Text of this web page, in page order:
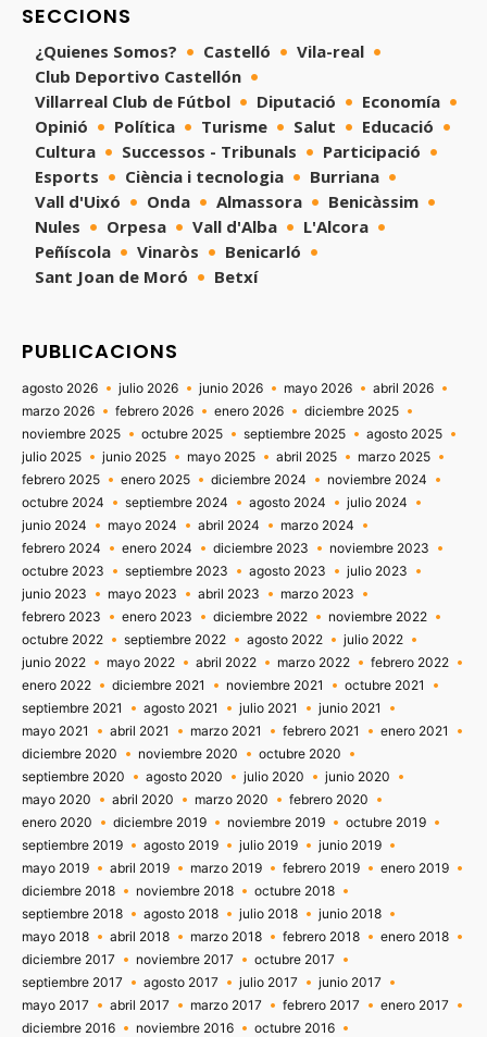
SECCIONS
¿Quienes Somos? Castelló
Vila-real
Club Deportivo Castellón
Villarreal Club de Fútbol
Diputació
Economía
Opinió
Política Turisme Salut
Educació
Cultura
Successos - Tribunals
Participació
Esports
Ciència i tecnologia
Burriana
Vall d'Uixó
Onda Almassora
Benicàssim
Nules
Orpesa Vall d'Alba
L'Alcora
Peñíscola
Vinaròs
Benicarló
Sant Joan de Moró
Betxí
PUBLICACIONS
agosto 2026 julio 2026 junio 2026 mayo 2026
abril 2026
marzo 2026
febrero 2026 enero 2026
diciembre 2025
noviembre 2025
octubre 2025 septiembre 2025
agosto 2025
julio 2025
junio 2025 mayo 2025 abril 2025
marzo 2025
febrero 2025
enero 2025 diciembre 2024
noviembre 2024
octubre 2024
septiembre 2024 agosto 2024
julio 2024
junio 2024
mayo 2024 abril 2024
marzo 2024
febrero 2024
enero 2024 diciembre 2023
noviembre 2023
octubre 2023
septiembre 2023 agosto 2023
julio 2023
junio 2023
mayo 2023 abril 2023
marzo 2023
febrero 2023
enero 2023 diciembre 2022
noviembre 2022
octubre 2022
septiembre 2022 agosto 2022
julio 2022
junio 2022
mayo 2022 abril 2022 marzo 2022
febrero 2022
enero 2022
diciembre 2021 noviembre 2021
octubre 2021
septiembre 2021
agosto 2021 julio 2021
junio 2021
mayo 2021
abril 2021 marzo 2021 febrero 2021
enero 2021
diciembre 2020
noviembre 2020
octubre 2020
septiembre 2020
agosto 2020 julio 2020
junio 2020
mayo 2020
abril 2020 marzo 2020
febrero 2020
enero 2020
diciembre 2019 noviembre 2019
octubre 2019
septiembre 2019
agosto 2019 julio 2019
junio 2019
mayo 2019
abril 2019 marzo 2019 febrero 2019
enero 2019
diciembre 2018
noviembre 2018
octubre 2018
septiembre 2018
agosto 2018 julio 2018
junio 2018
mayo 2018
abril 2018 marzo 2018 febrero 2018
enero 2018
diciembre 2017
noviembre 2017
octubre 2017
septiembre 2017
agosto 2017 julio 2017
junio 2017
mayo 2017
abril 2017 marzo 2017 febrero 2017
enero 2017
diciembre 2016
noviembre 2016 octubre 2016